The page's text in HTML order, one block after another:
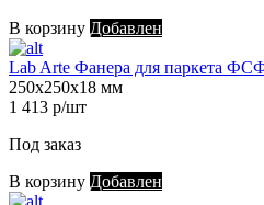
В корзину Добавлен
Lab Arte Фанера для паркета
250х250х18 мм
1 413 р/шт
Под заказ
В корзину Добавлен